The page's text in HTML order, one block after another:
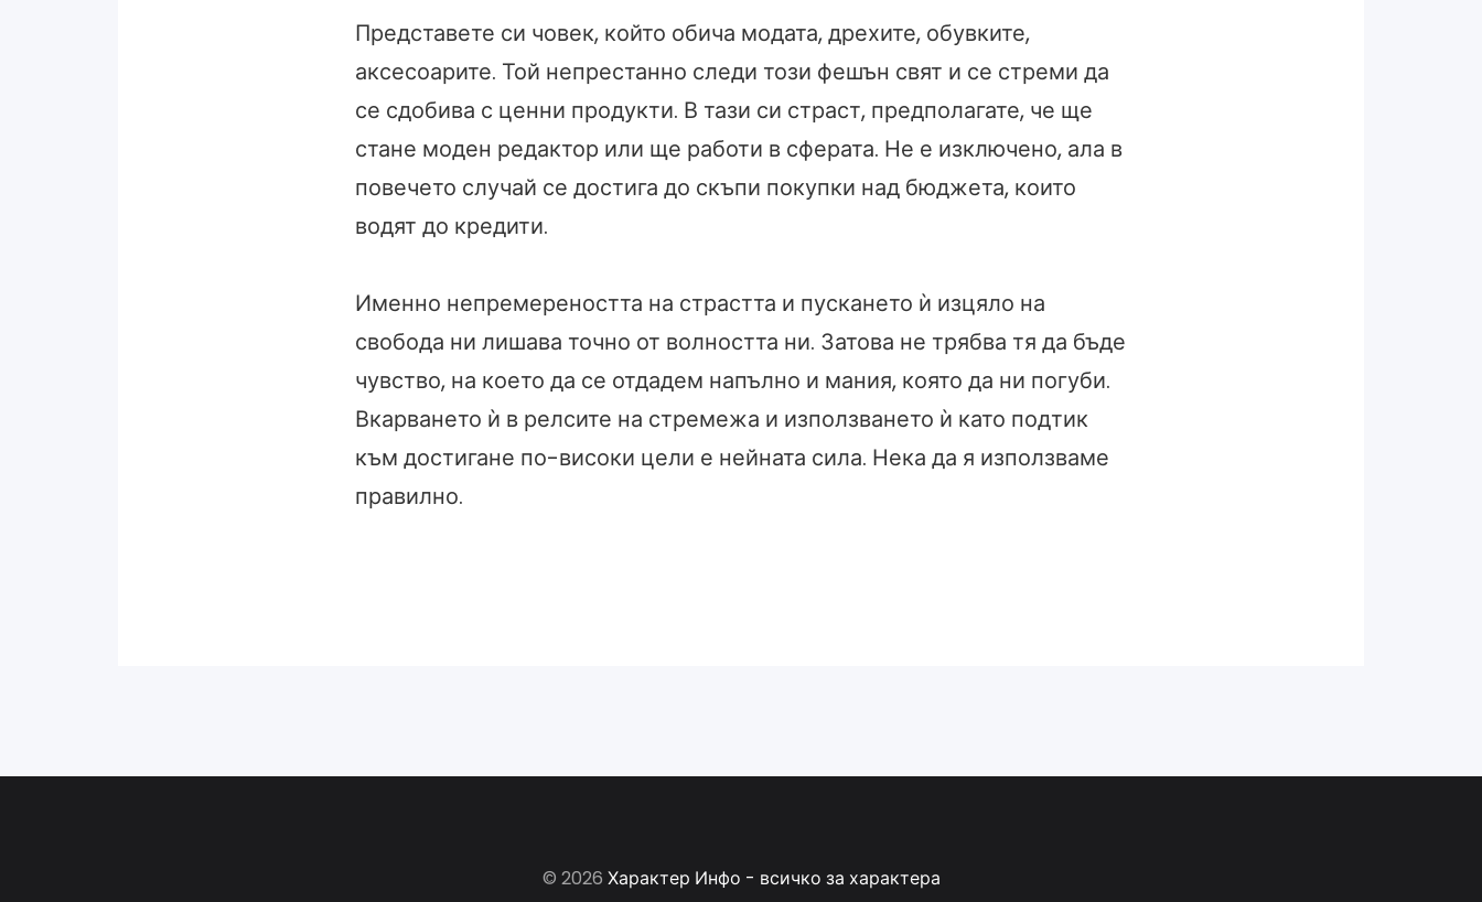
Представете си човек, който обича модата, дрехите, обувките,
аксесоарите. Той непрестанно следи този фешън свят и се стреми да
се сдобива с ценни продукти. В тази си страст, предполагате, че ще
стане моден редактор или ще работи в сферата. Не е изключено, ала в
повечето случай се достига до скъпи покупки над бюджета, които
водят до кредити.
Именно непремереността на страстта и пускането ѝ изцяло на
свобода ни лишава точно от волността ни. Затова не трябва тя да бъде
чувство, на което да се отдадем напълно и мания, която да ни погуби.
Вкарването ѝ в релсите на стремежа и използването ѝ като подтик
към достигане по-високи цели е нейната сила. Нека да я използваме
правилно.
© 2026 Характер Инфо - всичко за характера